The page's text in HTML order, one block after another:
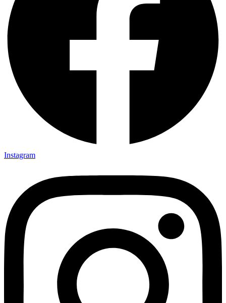
Instagram